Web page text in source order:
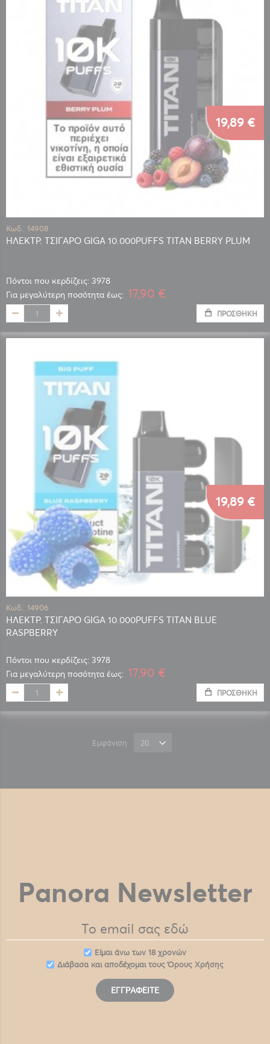
Κωδ.: 14908
ΗΛΕΚΤΡ. ΤΣΙΓΑΡΟ GIGA 10.000PUFFS TITAN BERRY PLUM
Πόντοι που κερδίζεις: 3978
19,89 €
Για μεγαλύτερη ποσότητα έως: 17,90 €
ΠΡΟΣΘΉΚΗ
Κωδ.: 14906
ΗΛΕΚΤΡ. ΤΣΙΓΑΡΟ GIGA 10.000PUFFS TITAN BLUE
RASPBERRY
Πόντοι που κερδίζεις: 3978
19,89 €
Για μεγαλύτερη ποσότητα έως: 17,90 €
ΠΡΟΣΘΉΚΗ
Εμφάνιση
Panora Newsletter
Eίμαι άνω των 18 χρονών
Διάβασα και αποδέχομαι τουςΌρους Χρήσης
ΕΓΓΡΑΦΕΊΤΕ